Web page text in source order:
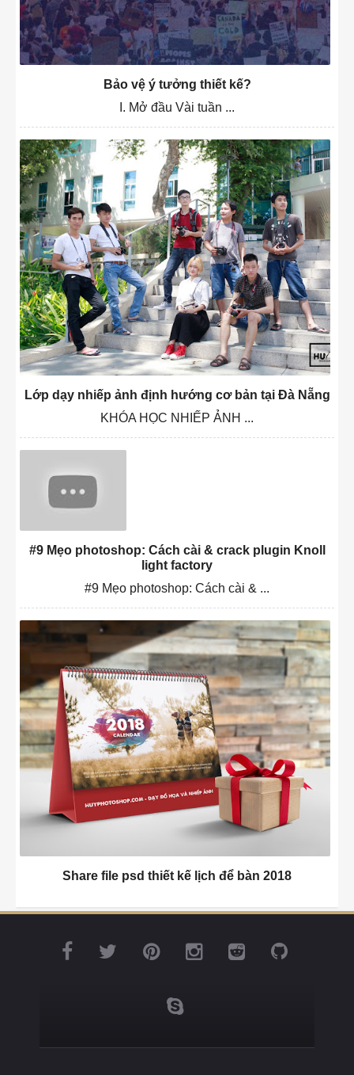
Bảo vệ ý tưởng thiết kế?
I. Mở đầu Vài tuần ...
Lớp dạy nhiếp ảnh định hướng cơ bản tại Đà Nẵng
KHÓA HỌC NHIẾP ẢNH ...
#9 Mẹo photoshop: Cách cài & crack plugin Knoll
light factory
#9 Mẹo photoshop: Cách cài & ...
Share file psd thiết kế lịch để bàn 2018